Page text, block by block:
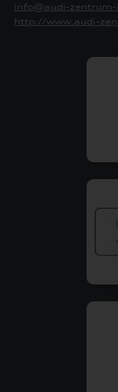
info@audi-
http://www.audi-